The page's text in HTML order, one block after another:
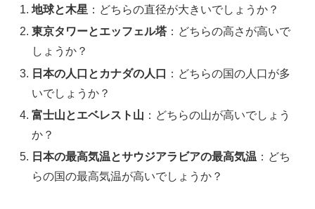
地球と木星 ：どちらの直径が大きいでしょうか？
東京タワーとエッフェル塔：どちらの高さが高いで
しょうか？
日本の人口とカナダの人口
：どちらの国の人口が多
いでしょうか？
富士山とエベレスト山 ：どちらの山が高いでしょう
か？
日本の最高気温とサウジアラビアの最高気温 ：どち
らの国の最高気温が高いでしょうか？